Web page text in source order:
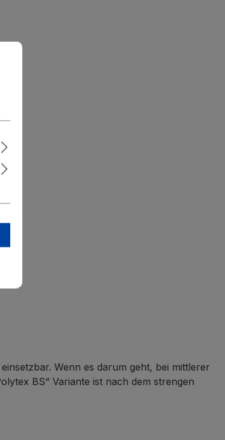
Wenn es darum geht, bei mittlerer
BS“ Variante ist nach dem strengen
Mehr Informationen ...